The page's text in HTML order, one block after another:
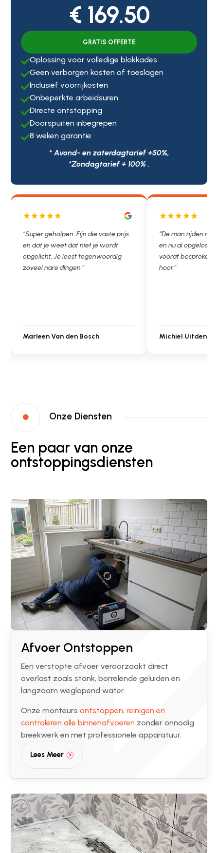
€ 169.50
GRATIS OFFERTE
Oplossing voor volledige blokkades
Geen verborgen kosten of toeslagen
Inclusief voorrijkosten
Onbeperkte arbeidsuren
Directe ontstopping
Doorspuiten inbegrepen
8 weken garantie
* Avond- en zaterdagtarief +50%,
*Zondagtarief + 100% .
“De man rijden net weg. 11.00 gebeld
en nu al opgelost voor een vast en
vooraf besproken tarief. Lekker
hoor.”
Michiel Uitdenbongerd
“Wat een fijn
met een
je niet zo goed bij
Ontstoppen.nl had
Sarah Touat
 Onze Diensten
Een paar van onze
ontstoppingsdiensten
Afvoer Ontstoppen
Een verstopte afvoer veroorzaakt direct
overlast zoals stank, borrelende geluiden en
langzaam weglopend water.
Onze monteurs ontstoppen, reinigen en
controleren alle binnenafvoeren zonder onnodig
breekwerk en met professionele apparatuur.
Lees Meer